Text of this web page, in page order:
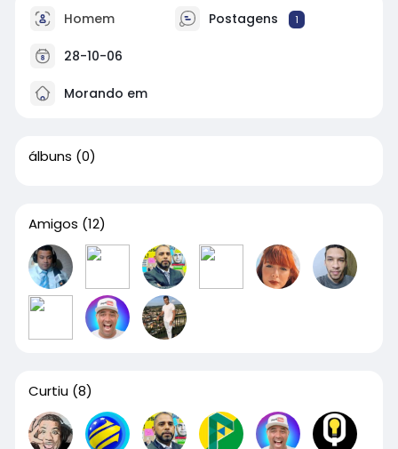
Homem Postagens 1
28-10-06
Morando em
álbuns (0)
Amigos (12)
Curtiu (8)